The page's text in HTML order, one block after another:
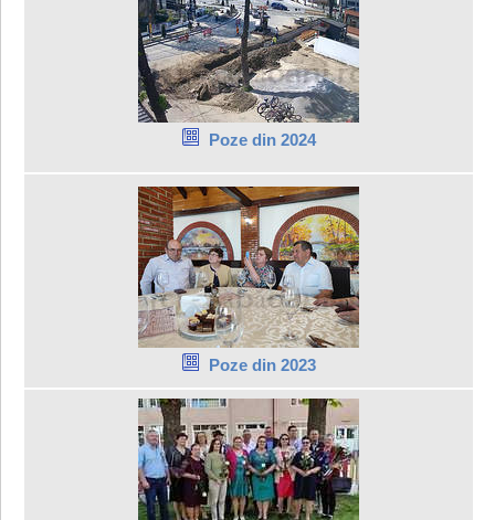
Poze din 2024
Poze din 2023